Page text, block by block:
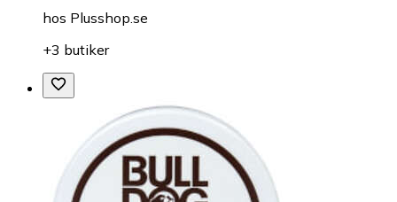
hos Plusshop.se
+3 butiker